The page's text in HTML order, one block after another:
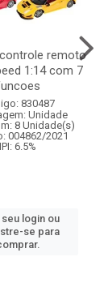
remoto
1:14 com 7
830487
Unidade
8 Unidade(s)
004862/2021
IPI: 6.5%
seu login ou
se para